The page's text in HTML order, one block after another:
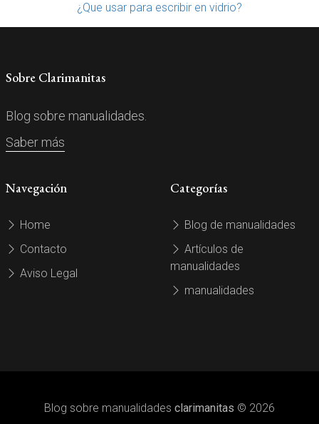
¿Que usar para escribir en vidrio?
Sobre Clarimanitas
Blog sobre manualidades.
Saber más
Navegación
Home
Contacto
Aviso Legal
Categorías
Blog de manualidades
Artículos de
manualidades
manualidades
Blog sobre manualidades clarimanitas © 2026